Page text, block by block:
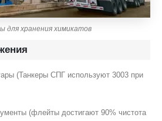
для хранения химикатов
(Танкеры СПГ используют 3003 при
(флейты достигают 90% чистота